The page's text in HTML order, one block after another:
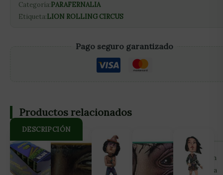
Categoría:PARAFERNALIA
Etiqueta:LION ROLLING CIRCUS
Pago seguro garantizado
DESCRIPCIÓN
Para los fanáticos del humo y el trap, lanzamos esta edición
limitada de papel regular y king size, mini tips, bandeja para
Productos relacionados